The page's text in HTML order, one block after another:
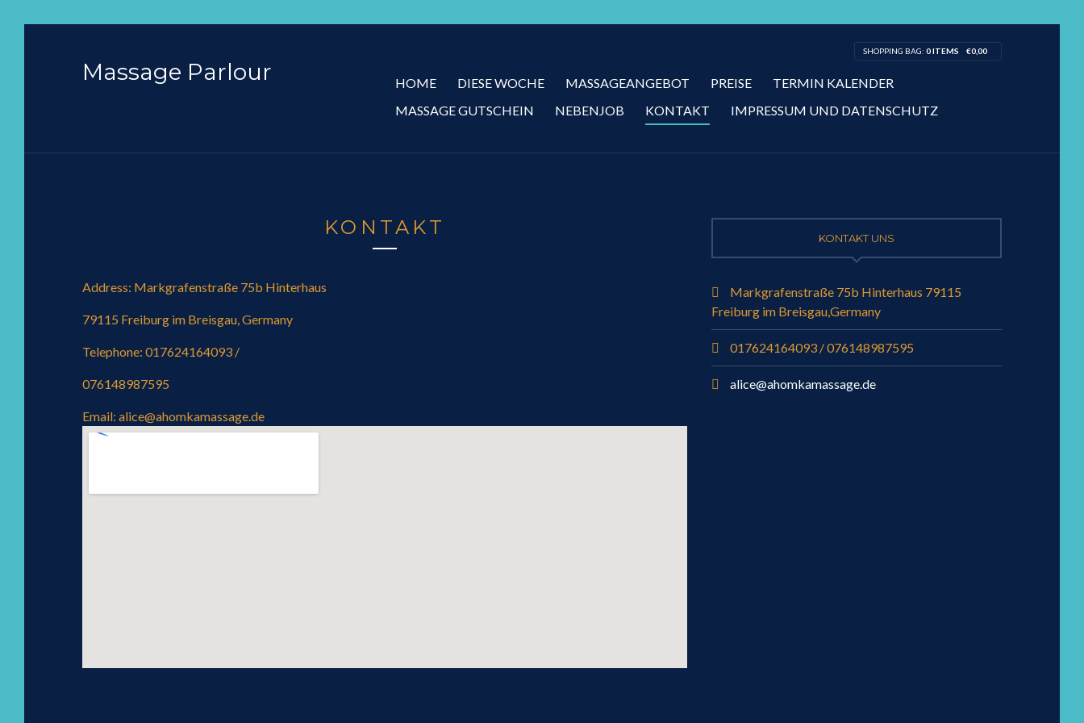
Massage Parlour
SHOPPING BAG: 0 ITEMS €0,00
HOME DIESE WOCHE MASSAGEANGEBOT PREISE
TERMIN KALENDER
MASSAGE GUTSCHEIN
NEBENJOB KONTAKT IMPRESSUM UND DATENSCHUTZ
KONTAKT
Address: Markgrafenstraße 75b Hinterhaus
79115 Freiburg im Breisgau, Germany
Telephone: 017624164093 /
076148987595
Email: alice@ahomkamassage.de
KONTAKT UNS
Markgrafenstraße 75b Hinterhaus 79115
Freiburg im Breisgau,Germany
017624164093 / 076148987595
alice@ahomkamassage.de